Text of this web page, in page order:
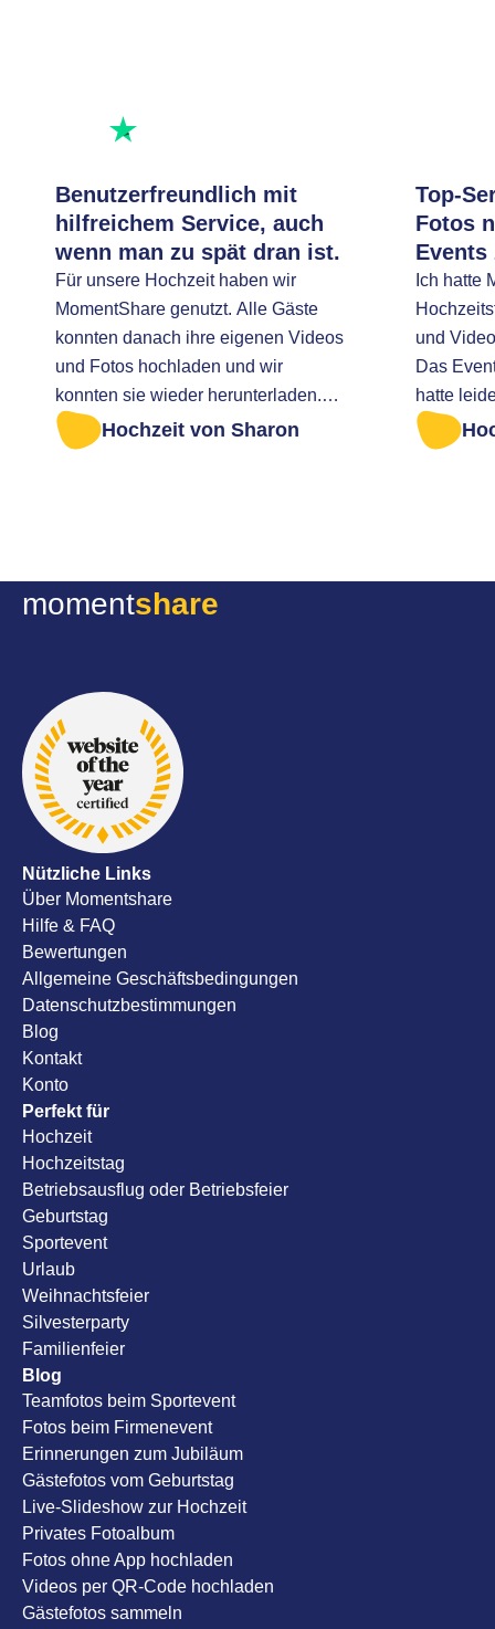
Benutzerfreundlich mit
hilfreichem Service, auch
wenn man zu spät dran ist.
Für unsere Hochzeit haben wir
MomentShare genutzt. Alle Gäste
konnten danach ihre eigenen Videos
und Fotos hochladen und wir
konnten sie wieder herunterladen.
Definitiv empfehlenswert! Ich war zu
spät dran, um alle Fotos abzurufen.
Hochzeit von Sharon
Top-
Fotos
Events
Ich hatte
und
Das
hatte
herunterzuladen.
momentshare
Nützliche Links
Über Momentshare
Hilfe & FAQ
Bewertungen
Allgemeine Geschäftsbedingungen
Datenschutzbestimmungen
Blog
Kontakt
Konto
Perfekt für
Hochzeit
Hochzeitstag
Betriebsausflug oder Betriebsfeier
Geburtstag
Sportevent
Urlaub
Weihnachtsfeier
Silvesterparty
Familienfeier
Blog
Teamfotos beim Sportevent
Fotos beim Firmenevent
Erinnerungen zum Jubiläum
Gästefotos vom Geburtstag
Live-Slideshow zur Hochzeit
Privates Fotoalbum
Fotos ohne App hochladen
Videos per QR-Code hochladen
Gästefotos sammeln